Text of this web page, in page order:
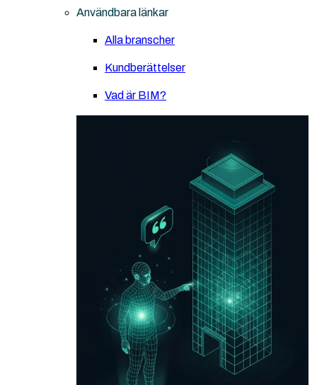
Användbara länkar
Alla branscher
Kundberättelser
Vad är BIM?